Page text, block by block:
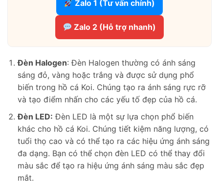
Zalo 1 (Tư vấn chính)
Zalo 2 (Hỗ trợ nhanh)
Đèn Halogen: Đèn Halogen thường có ánh sáng
sáng đỏ, vàng hoặc trắng và được sử dụng phổ
biến trong hồ cá Koi. Chúng tạo ra ánh sáng rực rỡ
và tạo điểm nhấn cho các yếu tố đẹp của hồ cá.
Đèn LED: Đèn LED là một sự lựa chọn phổ biến
khác cho hồ cá Koi. Chúng tiết kiệm năng lượng, có
tuổi thọ cao và có thể tạo ra các hiệu ứng ánh sáng
đa dạng. Bạn có thể chọn đèn LED có thể thay đổi
màu sắc để tạo ra hiệu ứng ánh sáng màu sắc đẹp
mắt.